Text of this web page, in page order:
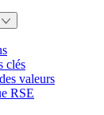
clés
valeurs
RSE